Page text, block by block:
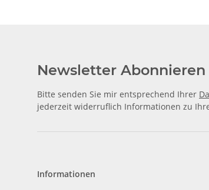
Newsletter Abonnieren
Bitte senden Sie mir entsprechend Ihrer
jederzeit widerruflich Informationen zu
Informationen